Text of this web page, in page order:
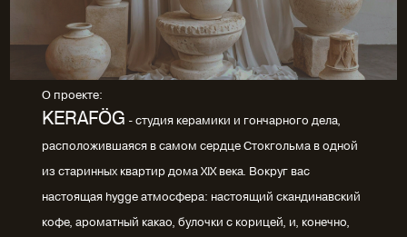
О проекте:
KERAFÖG - студия керамики и гончарного дела,
расположившаяся в самом сердце Стокгольма в одной
из старинных квартир дома XIX века. Вокруг вас
настоящая hygge атмосфера: настоящий скандинавский
кофе, ароматный какао, булочки с корицей, и, конечно,